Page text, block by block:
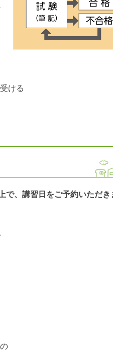
ける
、講習日をご予約いただ